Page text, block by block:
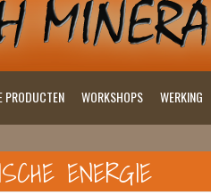
PRODUCTEN WORKSHOPS WERKING
ENERGIE